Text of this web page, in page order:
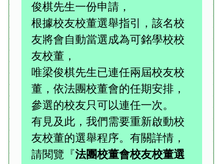
俊棋先生一份申請，
根據校友校董選舉指引，該名校
友將會自動當選成為可銘學校校
友校董，
唯梁俊棋先生已連任兩屆校友校
董，依法團校董會的任期安排，
參選的校友只可以連任一次。
有見及此，我們需要重新啟動校
友校董的選舉程序。有關詳情，
請閱覽『法團校董會校友校董選